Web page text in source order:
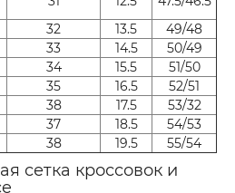
32 13.5
49/48
33 14.5
50/49
34 15.5
51/50
35 16.5
52/51
38 17.5
53/32
37 18.5
54/53
38 19.5 55/54
сетка кроссовок и